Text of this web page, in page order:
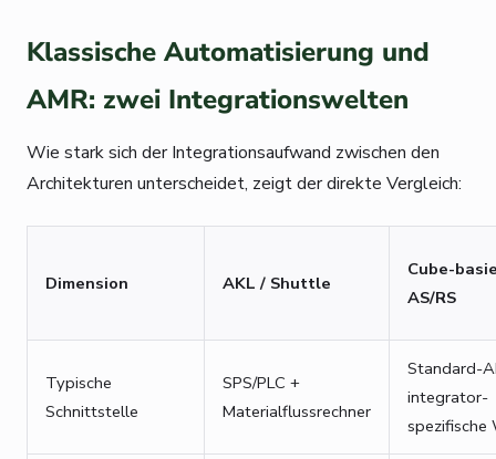
Klassische Automatisierung und
AMR: zwei Integrationswelten
Wie stark sich der Integrationsaufwand zwischen den
Architekturen unterscheidet, zeigt der direkte Vergleich:
Dimension AKL / Shuttle
Cube-
AS/RS
Typische
Schnittstelle
SPS/PLC +
Materialflussrechner
Standard-
integrator-
spezifische